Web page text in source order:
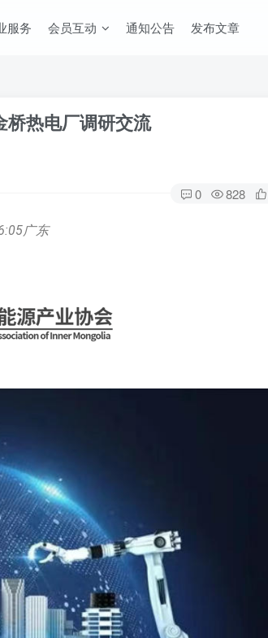
服务 会员互动 通知公告 发布文章
桥热电厂调研交流
0 828
广东